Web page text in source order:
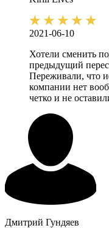
2021-06-10
Хотели сменить
предыдущий
Переживали, что
компании нет
четко и не
Дмитрий Гундяев